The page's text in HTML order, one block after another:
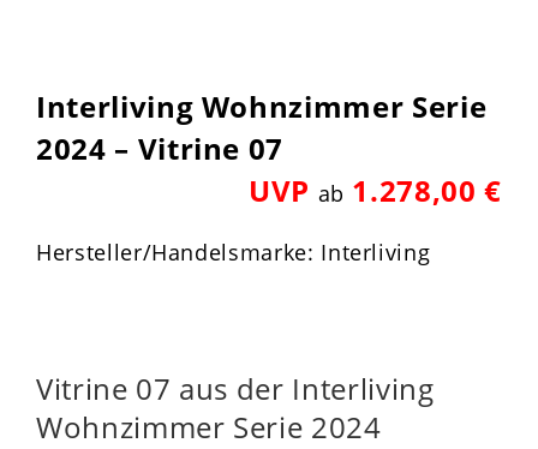
Interliving Wohnzimmer Serie
2024 – Vitrine 07
UVP ab 1.278,00 €
Hersteller/Handelsmarke: Interliving
Vitrine 07 aus der Interliving
Wohnzimmer Serie 2024